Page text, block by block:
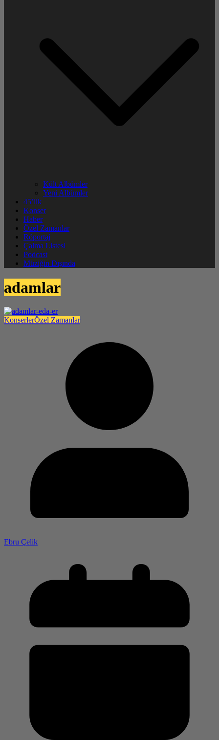
Kült Albümler
Yeni Albümler
45’lik
Konser
Haber
Özel Zamanlar
Röportaj
Çalma Listesi
Podcast
Müziğin Dışında
adamlar
KonserlerÖzel Zamanlar
Ebru Çelik